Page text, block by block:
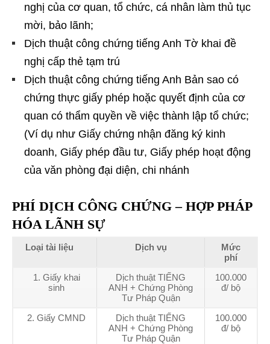
nghị của cơ quan, tổ chức, cá nhân làm thủ tục
mời, bảo lãnh;
Dịch thuật công chứng tiếng Anh Tờ khai đề
nghị cấp thẻ tạm trú
Dịch thuật công chứng tiếng Anh Bản sao có
chứng thực giấy phép hoặc quyết định của cơ
quan có thẩm quyền về việc thành lập tổ chức;
(Ví dụ như Giấy chứng nhận đăng ký kinh
doanh, Giấy phép đầu tư, Giấy phép hoạt động
của văn phòng đại diện, chi nhánh
PHÍ DỊCH CÔNG CHỨNG – HỢP PHÁP
HÓA LÃNH SỰ
Loại tài liệu Dịch vụ
Mức
phí
1. Giấy khai
sinh
Dịch thuật TIẾNG
ANH + Chứng Phòng
Tư Pháp Quận
100.000
đ/ bộ
2. Giấy CMND
Dịch thuật TIẾNG
ANH + Chứng Phòng
Tư Pháp Quận
100.000
đ/ bộ